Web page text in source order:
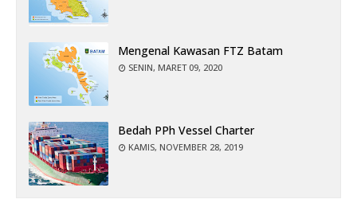
Mengenal Kawasan FTZ Batam
SENIN, MARET 09, 2020
Bedah PPh Vessel Charter
KAMIS, NOVEMBER 28, 2019